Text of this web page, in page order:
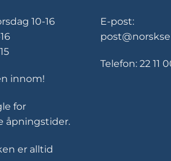
10-16
innom!
for
åpningstider.
er alltid
E-post:
Telefon: 22 11